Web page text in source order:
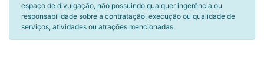
espaço de divulgação, não possuindo qualquer ingerência ou
responsabilidade sobre a contratação, execução ou qualidade de
serviços, atividades ou atrações mencionadas.